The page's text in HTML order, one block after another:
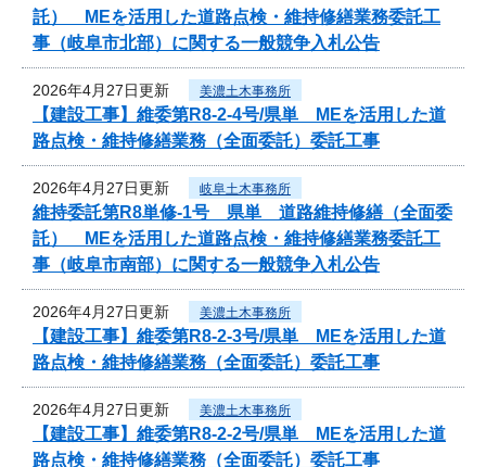
託） MEを活用した道路点検・維持修繕業務委託工
事（岐阜市北部）に関する一般競争入札公告
2026年4月27日更新 美濃土木事務所
【建設工事】維委第R8-2-4号/県単 MEを活用した道
路点検・維持修繕業務（全面委託）委託工事
2026年4月27日更新 岐阜土木事務所
維持委託第R8単修-1号 県単 道路維持修繕（全面委
託） MEを活用した道路点検・維持修繕業務委託工
事（岐阜市南部）に関する一般競争入札公告
2026年4月27日更新 美濃土木事務所
【建設工事】維委第R8-2-3号/県単 MEを活用した道
路点検・維持修繕業務（全面委託）委託工事
2026年4月27日更新 美濃土木事務所
【建設工事】維委第R8-2-2号/県単 MEを活用した道
路点検・維持修繕業務（全面委託）委託工事